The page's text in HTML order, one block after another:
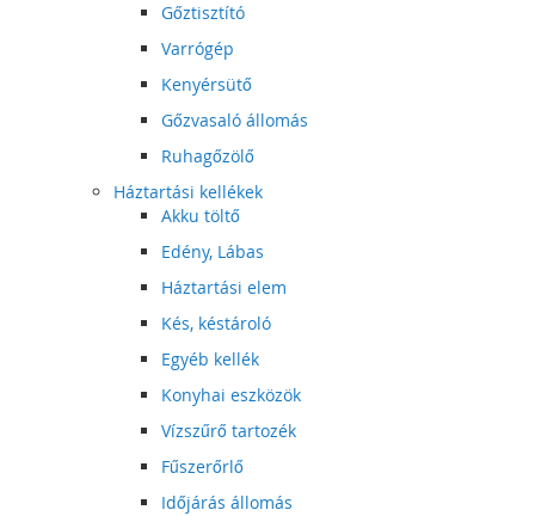
Gőztisztító
Varrógép
Kenyérsütő
Gőzvasaló állomás
Ruhagőzölő
Háztartási kellékek
Akku töltő
Edény, Lábas
Háztartási elem
Kés, késtároló
Egyéb kellék
Konyhai eszközök
Vízszűrő tartozék
Fűszerőrlő
Időjárás állomás